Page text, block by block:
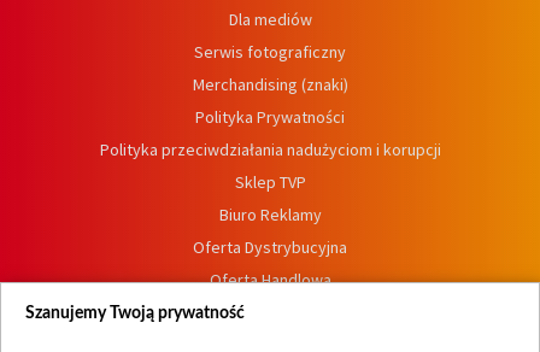
Dla mediów
Serwis fotograficzny
Merchandising (znaki)
Polityka Prywatności
Polityka przeciwdziałania nadużyciom i korupcji
Sklep TVP
Biuro Reklamy
Oferta Dystrybucyjna
Oferta Handlowa
Dostępność
Szanujemy Twoją prywatność